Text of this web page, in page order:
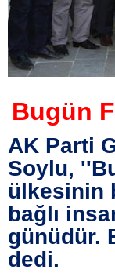
Bugün
AK Parti
Soylu,
ülkesinin
bağlı
günüdür.
dedi.